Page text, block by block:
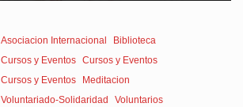
Asociacion Internacional
Biblioteca
Cursos y Eventos Cursos y Eventos
Cursos y Eventos
Meditacion
Voluntariado-Solidaridad
Voluntarios